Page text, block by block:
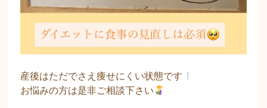
産後はただでさえ痩せにくい状態です
お悩みの方は是非ご相談下さい